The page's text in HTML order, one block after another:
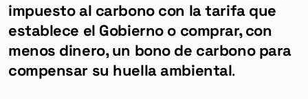
impuesto al carbono con la tarifa que
establece el Gobierno o comprar, con
menos dinero, un bono de carbono para
compensar su huella ambiental.